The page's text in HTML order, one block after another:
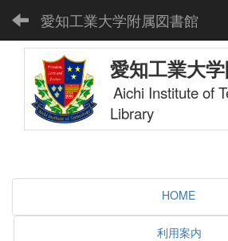
愛知工業大学附属図書館
愛知工業大
Aichi Institute of
Library
HOME
利用案内